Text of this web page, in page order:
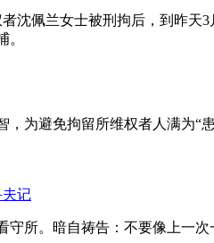
沈佩兰女士被刑拘后，到昨
。
，为避免拘留所维权者人满为
夫记
所。暗自祷告：不要像上一次